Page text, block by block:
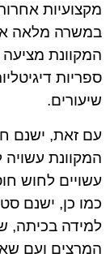
מקצועיות
במשרה מלאה
המקוונת
ספריות
שיעורים.
עם זאת, ישנם
המקוונת עשויה
עשויים לחוש
כמו כן, ישנם
למידה בכיתה,
המרצים ועם